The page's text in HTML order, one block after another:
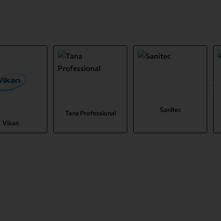
Vikan
Tana Professional Sanitec